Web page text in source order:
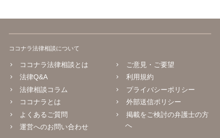
ココナラ法律相談について
ココナラ法律相談とは
法律Q&A
法律相談コラム
ココナラとは
よくあるご質問
運営へのお問い合わせ
ご意見・ご要望
利用規約
プライバシーポリシー
外部送信ポリシー
掲載をご検討の弁護士の方
へ